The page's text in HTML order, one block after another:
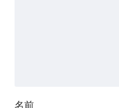
名前